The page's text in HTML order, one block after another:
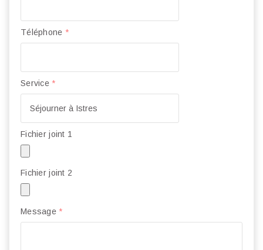
Téléphone *
Service *
Fichier joint 1
Fichier joint 2
Message *